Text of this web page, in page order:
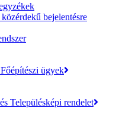
bejelentésre
ügyek
Településképi rendelet